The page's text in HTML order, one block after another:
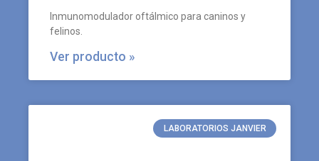
Inmunomodulador oftálmico para caninos y
felinos.
Ver producto »
LABORATORIOS JANVIER